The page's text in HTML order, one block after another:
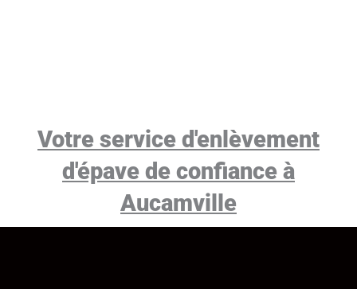
Votre service d'enlèvement
d'épave de confiance à
Aucamville